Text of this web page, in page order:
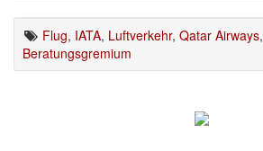
Flug, IATA, Luftverkehr, Qatar Airways,
Beratungsgremium